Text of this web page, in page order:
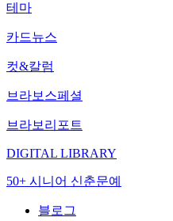
테마
카드뉴스
컷&칼럼
브라보스페셜
브라보리포트
DIGITAL LIBRARY
50+ 시니어 신춘문예
블로그